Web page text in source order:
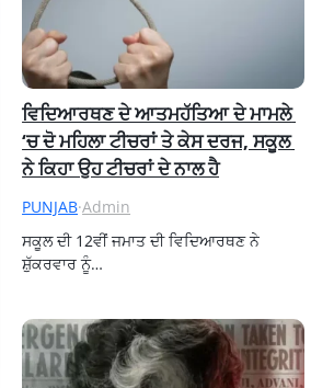
ਵਿਦਿਆਰਥਣ ਦੇ ਆਤਮਹੱਤਿਆ ਦੇ ਮਾਮਲੇ
‘ਚ ਦੋ ਮਹਿਲਾ ਟੀਚਰਾਂ ਤੇ ਕੇਸ ਦਰਜ, ਸਕੂਲ
ਨੇ ਕਿਹਾ ਉਹ ਟੀਚਰਾਂ ਦੇ ਨਾਲ ਹੈ
PUNJAB·Admin
ਸਕੂਲ ਦੀ 12ਵੀਂ ਜਮਾਤ ਦੀ ਵਿਦਿਆਰਥਣ ਨੇ
ਸ਼ੁੱਕਰਵਾਰ ਨੂੰ…